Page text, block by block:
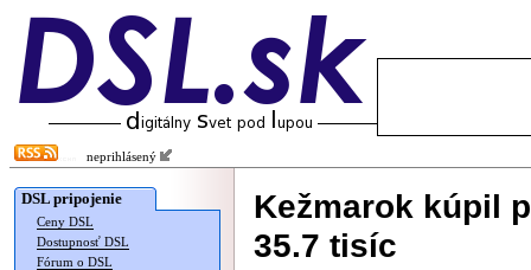
neprihlásený
DSL pripojenie
Ceny DSL
Dostupnosť DSL
Fórum o DSL
Kežmarok kúpil
35.7 tisíc